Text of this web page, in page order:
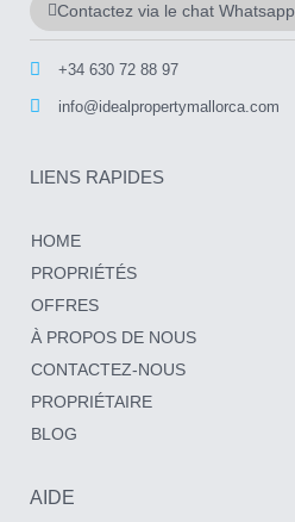
Contactez via le chat Whatsapp
+34 630 72 88 97
info@idealpropertymallorca.com
LIENS RAPIDES
HOME
PROPRIÉTÉS
OFFRES
À PROPOS DE NOUS
CONTACTEZ-NOUS
PROPRIÉTAIRE
BLOG
AIDE